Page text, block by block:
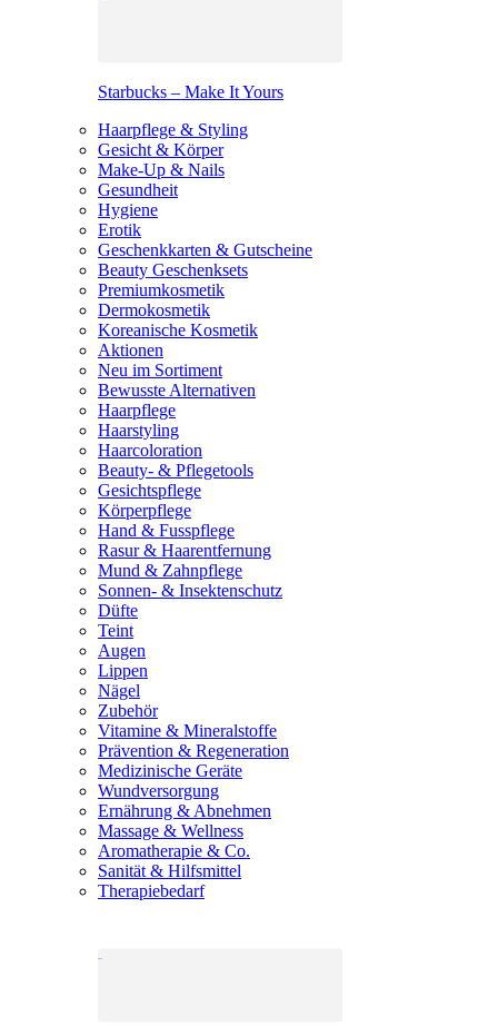
Starbucks – Make It Yours
Haarpflege & Styling
Gesicht & Körper
Make-Up & Nails
Gesundheit
Hygiene
Erotik
Geschenkkarten & Gutscheine
Beauty Geschenksets
Premiumkosmetik
Dermokosmetik
Koreanische Kosmetik
Aktionen
Neu im Sortiment
Bewusste Alternativen
Haarpflege
Haarstyling
Haarcoloration
Beauty- & Pflegetools
Gesichtspflege
Körperpflege
Hand & Fusspflege
Rasur & Haarentfernung
Mund & Zahnpflege
Sonnen- & Insektenschutz
Düfte
Teint
Augen
Lippen
Nägel
Zubehör
Vitamine & Mineralstoffe
Prävention & Regeneration
Medizinische Geräte
Wundversorgung
Ernährung & Abnehmen
Massage & Wellness
Aromatherapie & Co.
Sanität & Hilfsmittel
Therapiebedarf